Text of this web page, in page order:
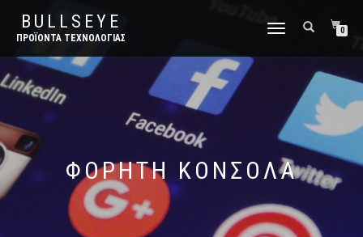
BULLSEYE
ΠΡΟΪΌΝΤΑ ΤΕΧΝΟΛΟΓΊΑΣ
ΕΝΑΛΛΑΓΉ
0
ΦΟΡΗΤΉ ΚΟΝΣΌΛΑ